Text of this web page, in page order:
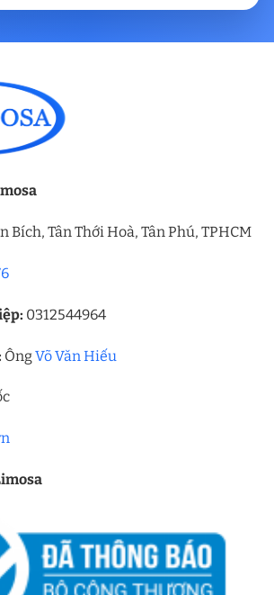
Bích, Tân Thới Hoà, Tân Phú, TPHCM
0312544964
ÔngVõ Văn Hiếu